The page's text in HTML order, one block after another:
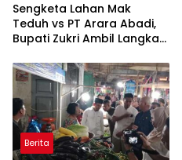
Sengketa Lahan Mak
Teduh vs PT Arara Abadi,
Bupati Zukri Ambil Langkah
Berita